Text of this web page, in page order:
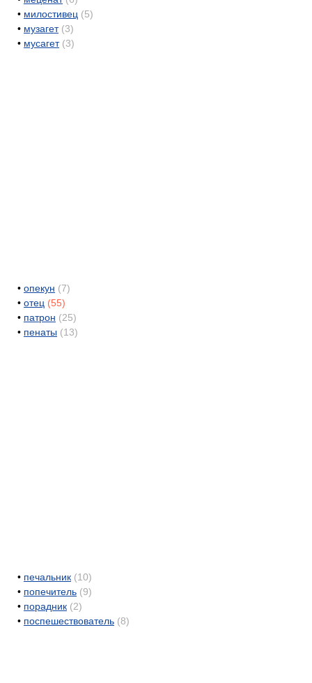
• милостивец (5)
• музагет (3)
• мусагет (3)
• опекун (7)
• отец (55)
• патрон (25)
• пенаты (13)
• печальник (10)
• попечитель (9)
• порадник (2)
• поспешествователь (8)